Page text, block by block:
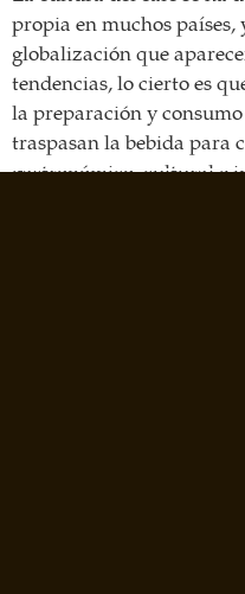
propia en muchos países,
globalización que
tendencias, lo cierto es
la preparación y
traspasan la bebida para
gastronómico, cultural e